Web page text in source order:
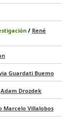
/ René
Guardati Buemo
Adam Drozdek
Marcelo Villalobos